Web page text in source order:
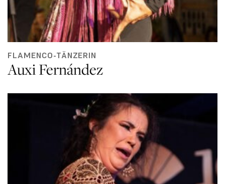
FLAMENCO-TÄNZERIN
Auxi Fernández